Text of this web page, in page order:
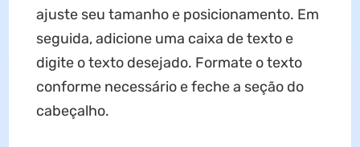
ajuste seu tamanho e posicionamento. Em
seguida, adicione uma caixa de texto e
digite o texto desejado. Formate o texto
conforme necessário e feche a seção do
cabeçalho.